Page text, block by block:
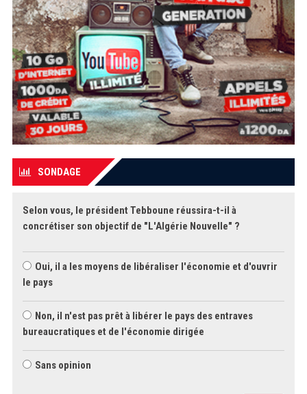
SONDAGE
Selon vous, le président Tebboune réussira-t-il à
concrétiser son objectif de "L'Algérie Nouvelle" ?
Oui, il a les moyens de libéraliser l'économie et d'ouvrir
le pays
Non, il n'est pas prêt à libérer le pays des entraves
bureaucratiques et de l'économie dirigée
Sans opinion